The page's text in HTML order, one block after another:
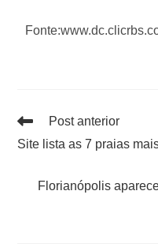
Post anterior
Site lista as 7 praias
Florianópolis